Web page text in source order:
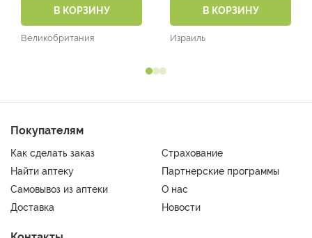
В КОРЗИНУ
Великобритания
В КОРЗИНУ
Израиль
Покупателям
Как сделать заказ
Страхование
Найти аптеку
Партнерские программы
Самовывоз из аптеки
О нас
Доставка
Новости